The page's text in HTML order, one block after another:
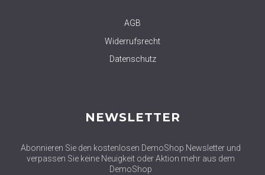
AGB
Widerrufsrecht
Datenschutz
NEWSLETTER
Abonnieren Sie den kostenlosen DemoShop Newsletter und
verpassen Sie keine Neuigkeit oder Aktion mehr aus dem
DemoShop